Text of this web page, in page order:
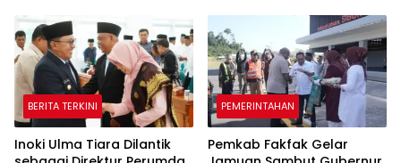
BERITA TERKINI
Inoki Ulma Tiara Dilantik
PEMERINTAHAN
Pemkab Fakfak Gelar